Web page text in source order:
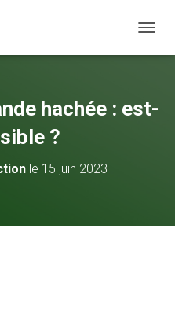
hachée : est-
?
le 15 juin 2023